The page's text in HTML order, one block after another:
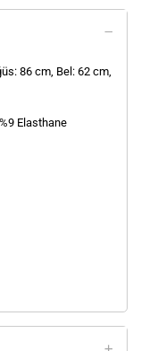
86 cm, Bel: 62 cm,
Elasthane